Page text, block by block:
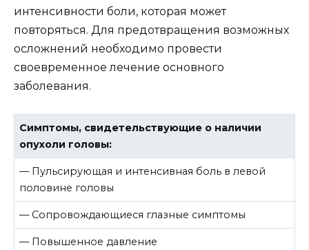
интенсивности боли, которая может
повторяться. Для предотвращения возможных
осложнений необходимо провести
своевременное лечение основного
заболевания.
Симптомы, свидетельствующие о наличии
опухоли головы:
— Пульсирующая и интенсивная боль в левой
половине головы
— Сопровождающиеся глазные симптомы
— Повышенное давление